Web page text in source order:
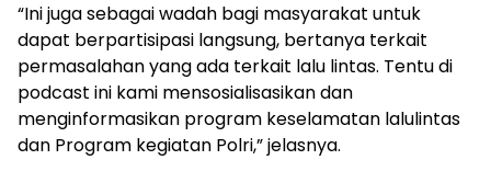
“Ini juga sebagai wadah bagi masyarakat untuk
dapat berpartisipasi langsung, bertanya terkait
permasalahan yang ada terkait lalu lintas. Tentu di
podcast ini kami mensosialisasikan dan
menginformasikan program keselamatan lalulintas
dan Program kegiatan Polri,” jelasnya.